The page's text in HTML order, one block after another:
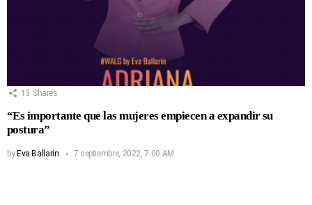
13 Shares
“Es importante que las mujeres empiecen a expandir su
postura”
byEva Ballarin 7 septiembre, 2022, 7:00 AM